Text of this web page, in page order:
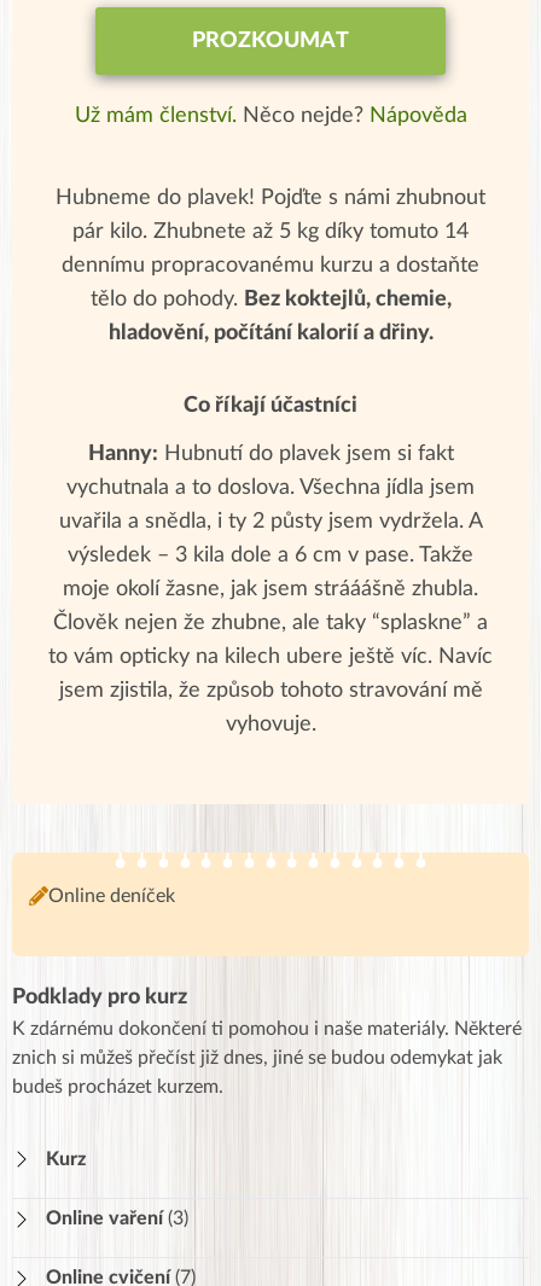
PROZKOUMAT
Už mám členství. Něco nejde? Nápověda
Hubneme do plavek! Pojďte s námi zhubnout
pár kilo. Zhubnete až 5 kg díky tomuto 14
dennímu propracovanému kurzu a dostaňte
tělo do pohody. Bez koktejlů, chemie,
hladovění, počítání kalorií a dřiny.
Co říkají účastníci
Hanny: Hubnutí do plavek jsem si fakt
vychutnala a to doslova. Všechna jídla jsem
uvařila a snědla, i ty 2 půsty jsem vydržela. A
výsledek – 3 kila dole a 6 cm v pase. Takže
moje okolí žasne, jak jsem strááášně zhubla.
Člověk nejen že zhubne, ale taky “splaskne” a
to vám opticky na kilech ubere ještě víc. Navíc
jsem zjistila, že způsob tohoto stravování mě
vyhovuje.
Online deníček
Podklady pro kurz
K zdárnému dokončení ti pomohou i naše materiály. Některé
znich si můžeš přečíst již dnes, jiné se budou odemykat jak
budeš procházet kurzem.
Kurz
Online vaření (3)
Videorecepty
Online cvičení (7)